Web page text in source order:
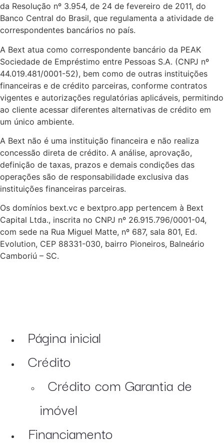
da Resolução nº 3.954, de 24 de fevereiro de 2011, do
Banco Central do Brasil, que regulamenta a atividade de
correspondentes bancários no país.
A Bext atua como correspondente bancário da PEAK
Sociedade de Empréstimo entre Pessoas S.A. (CNPJ nº
44.019.481/0001-52), bem como de outras instituições
financeiras e de crédito parceiras, conforme contratos
vigentes e autorizações regulatórias aplicáveis, permitindo
ao cliente acessar diferentes alternativas de crédito em
um único ambiente.
A Bext não é uma instituição financeira e não realiza
concessão direta de crédito. A análise, aprovação,
definição de taxas, prazos e demais condições das
operações são de responsabilidade exclusiva das
instituições financeiras parceiras.
Os domínios bext.vc e bextpro.app pertencem à Bext
Capital Ltda., inscrita no CNPJ nº 26.915.796/0001-04,
com sede na Rua Miguel Matte, nº 687, sala 801, Ed.
Evolution, CEP 88331-030, bairro Pioneiros, Balneário
Camboriú – SC.
Página inicial
Crédito
Crédito com Garantia de
imóvel
Financiamento